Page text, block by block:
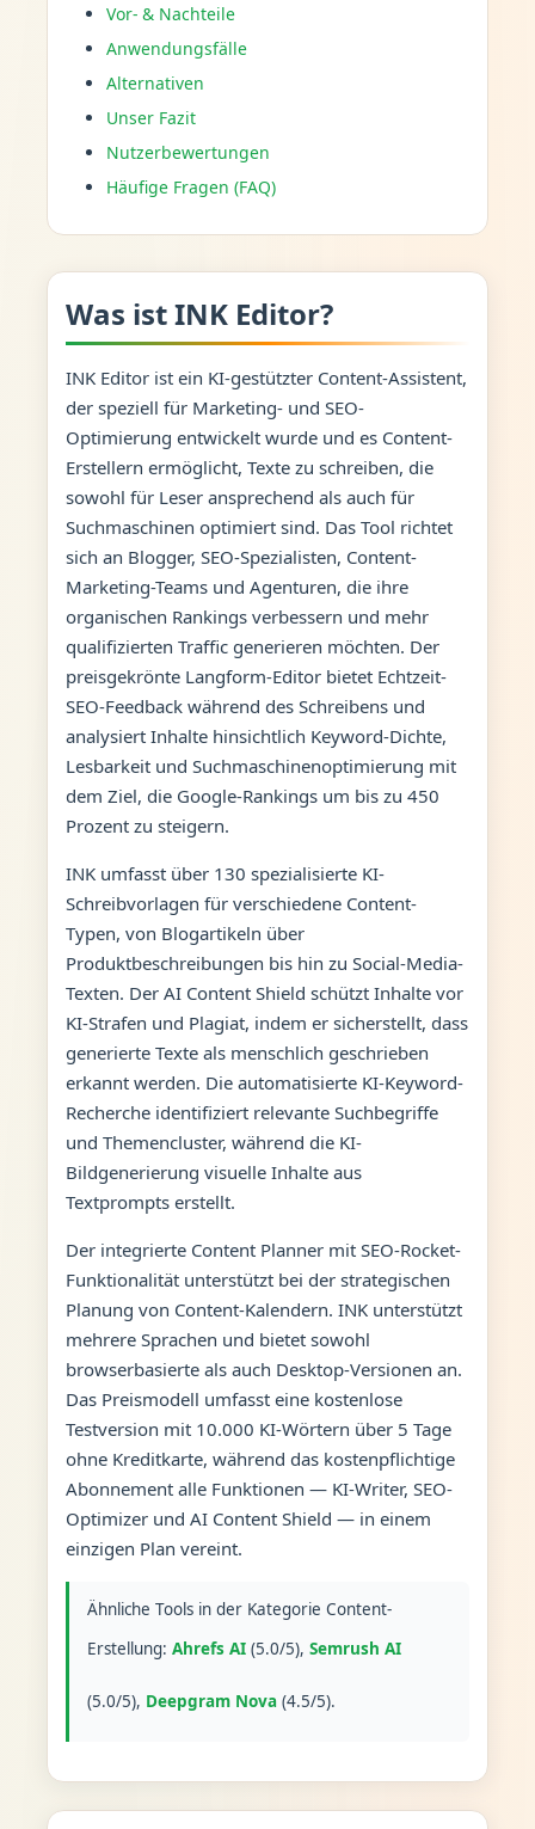
Vor- & Nachteile
Anwendungsfälle
Alternativen
Unser Fazit
Nutzerbewertungen
Häufige Fragen (FAQ)
Was ist INK Editor?
INK Editor ist ein KI-gestützter Content-Assistent,
der speziell für Marketing- und SEO-
Optimierung entwickelt wurde und es Content-
Erstellern ermöglicht, Texte zu schreiben, die
sowohl für Leser ansprechend als auch für
Suchmaschinen optimiert sind. Das Tool richtet
sich an Blogger, SEO-Spezialisten, Content-
Marketing-Teams und Agenturen, die ihre
organischen Rankings verbessern und mehr
qualifizierten Traffic generieren möchten. Der
preisgekrönte Langform-Editor bietet Echtzeit-
SEO-Feedback während des Schreibens und
analysiert Inhalte hinsichtlich Keyword-Dichte,
Lesbarkeit und Suchmaschinenoptimierung mit
dem Ziel, die Google-Rankings um bis zu 450
Prozent zu steigern.
INK umfasst über 130 spezialisierte KI-
Schreibvorlagen für verschiedene Content-
Typen, von Blogartikeln über
Produktbeschreibungen bis hin zu Social-Media-
Texten. Der AI Content Shield schützt Inhalte vor
KI-Strafen und Plagiat, indem er sicherstellt, dass
generierte Texte als menschlich geschrieben
erkannt werden. Die automatisierte KI-Keyword-
Recherche identifiziert relevante Suchbegriffe
und Themencluster, während die KI-
Bildgenerierung visuelle Inhalte aus
Textprompts erstellt.
Der integrierte Content Planner mit SEO-Rocket-
Funktionalität unterstützt bei der strategischen
Planung von Content-Kalendern. INK unterstützt
mehrere Sprachen und bietet sowohl
browserbasierte als auch Desktop-Versionen an.
Das Preismodell umfasst eine kostenlose
Testversion mit 10.000 KI-Wörtern über 5 Tage
ohne Kreditkarte, während das kostenpflichtige
Abonnement alle Funktionen — KI-Writer, SEO-
Optimizer und AI Content Shield — in einem
einzigen Plan vereint.
Ähnliche Tools in der Kategorie Content-
Erstellung: Ahrefs AI(5.0/5), Semrush AI
(5.0/5), Deepgram Nova(4.5/5).